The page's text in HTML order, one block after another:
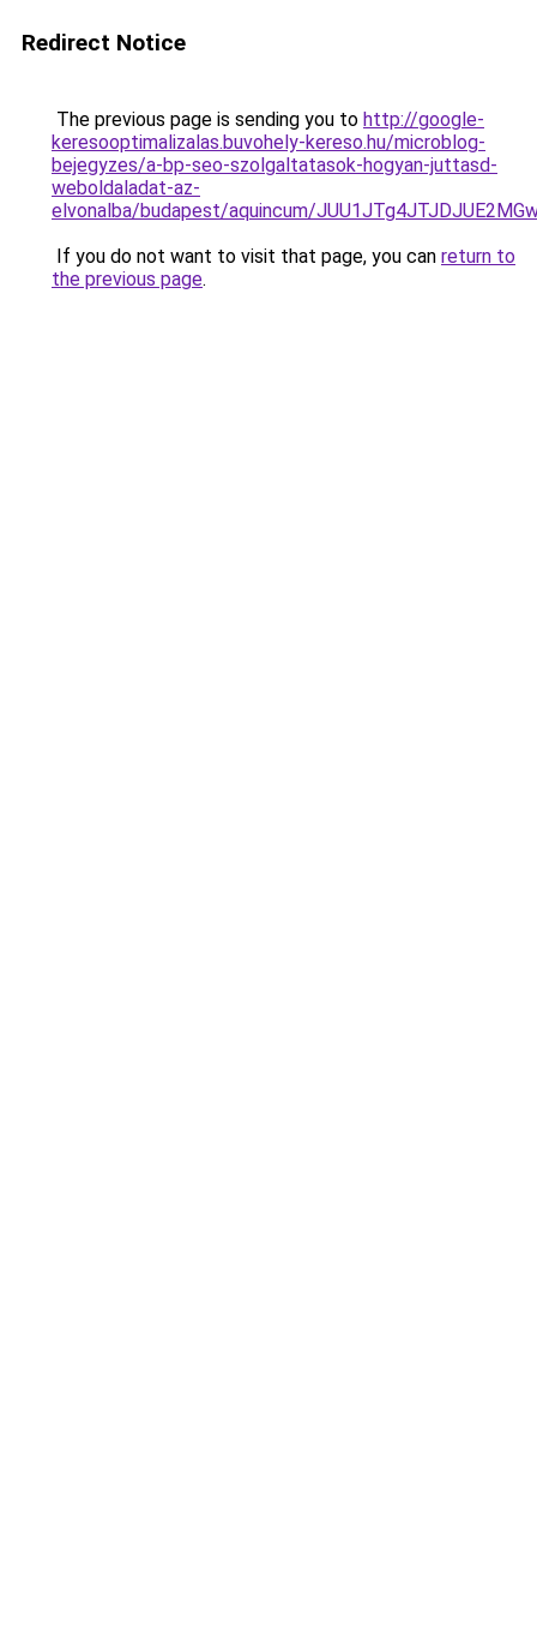
Redirect Notice
The previous page is sending you to http://google-
keresooptimalizalas.buvohely-kereso.hu/microblog-
bejegyzes/a-bp-seo-szolgaltatasok-hogyan-juttasd-
weboldaladat-az-
elvonalba/budapest/aquincum/
If you do not want to visit that page, you can return to
the previous page.